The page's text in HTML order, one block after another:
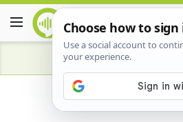
Advertisement